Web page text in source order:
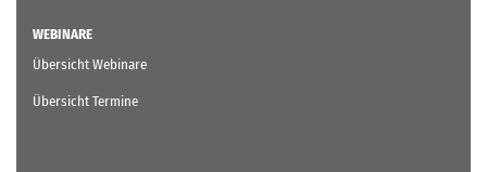
WEBINARE
Übersicht Webinare
Übersicht Termine